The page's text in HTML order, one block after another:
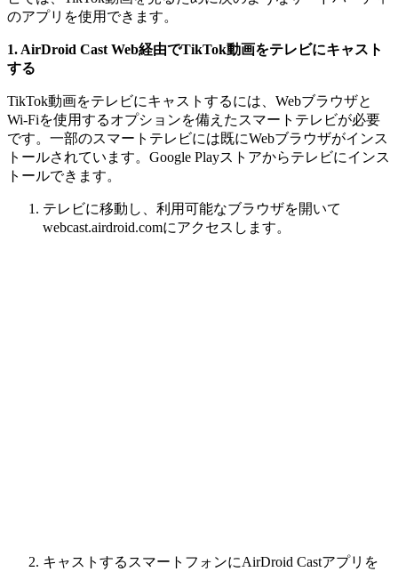
のアプリを使用できます。
1. AirDroid Cast Web経由でTikTok動画をテレビにキャスト
する
TikTok動画をテレビにキャストするには、Webブラウザと
Wi-Fiを使用するオプションを備えたスマートテレビが必要
です。一部のスマートテレビには既にWebブラウザがインス
トールされています。Google Playストアからテレビにインス
トールできます。
テレビに移動し、利用可能なブラウザを開いて
webcast.airdroid.comにアクセスします。
キャストするスマートフォンにAirDroid Castアプリを